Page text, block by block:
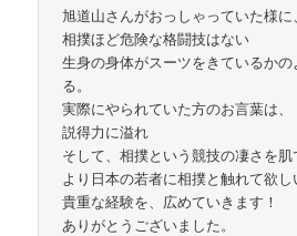
旭道山さんがおっしゃっていた様に、
相撲ほど危険な格闘技はない
生身の身体がスーツをきているか
る。
実際にやられていた方のお言葉は、
説得力に溢れ
そして、相撲という競技の凄さを肌
より日本の若者に相撲と触れて欲し
貴重な経験を、広めていきます！
ありがとうございました。